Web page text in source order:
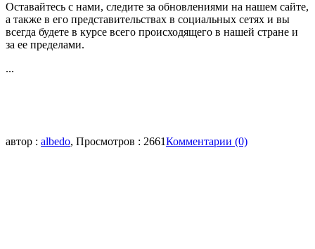
Оставайтесь с нами, следите за обновлениями на нашем сайте,
а также в его представительствах в социальных сетях и вы
всегда будете в курсе всего происходящего в нашей стране и
за ее пределами.
...
автор : albedo, Просмотров : 2661Комментарии (0)